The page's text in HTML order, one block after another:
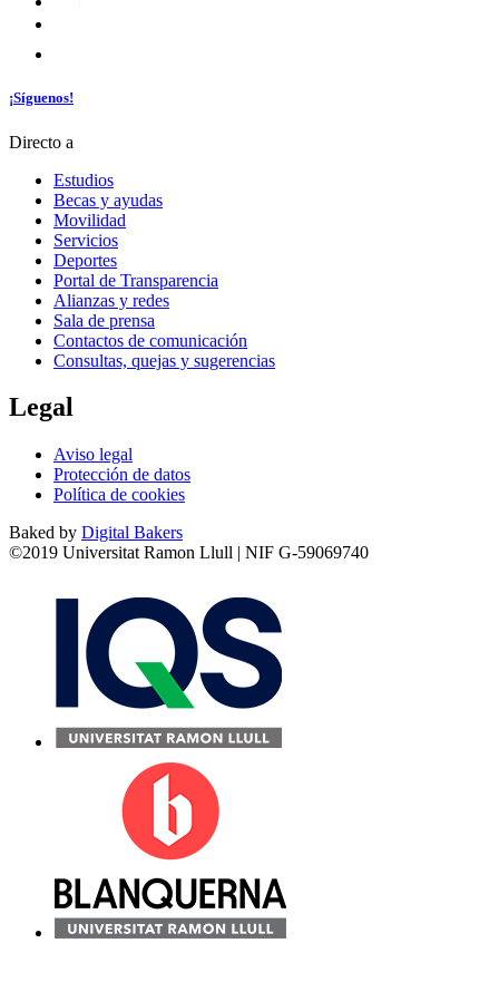
¡Síguenos!
Directo a
Estudios
Becas y ayudas
Movilidad
Servicios
Deportes
Portal de Transparencia
Alianzas y redes
Sala de prensa
Contactos de comunicación
Consultas, quejas y sugerencias
Legal
Aviso legal
Protección de datos
Política de cookies
Baked by Digital Bakers
©2019 Universitat Ramon Llull | NIF G-59069740